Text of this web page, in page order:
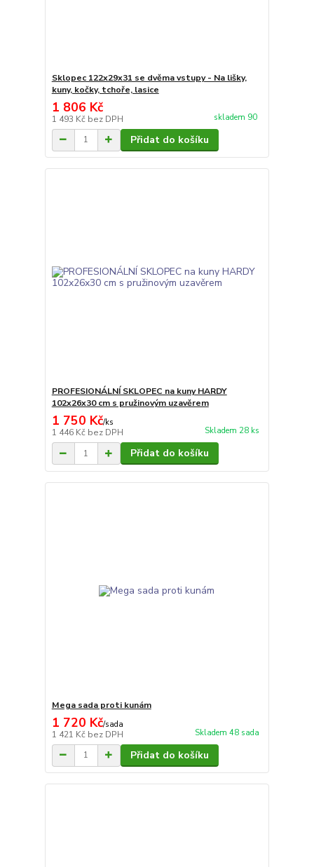
Sklopec 122x29x31 se dvěma vstupy - Na lišky,
kuny, kočky, tchoře, lasice
1 806 Kč
1 493 Kč bez DPH skladem 90
Přidat do košíku
PROFESIONÁLNÍ SKLOPEC na kuny HARDY
102x26x30 cm s pružinovým uzavěrem
1 750 Kč/ks
1 446 Kč bez DPH Skladem 28 ks
Přidat do košíku
Mega sada proti kunám
1 720 Kč/sada
1 421 Kč bez DPH Skladem 48 sada
Přidat do košíku